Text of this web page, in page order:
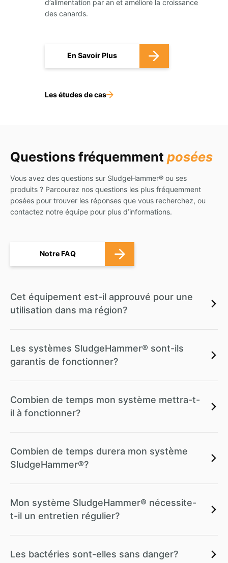
d’alimentation par an et amélioré la croissance
des canards.
En Savoir Plus
Les études de cas
Questions fréquemment posées
Vous avez des questions sur SludgeHammer® ou ses
produits ? Parcourez nos questions les plus fréquemment
posées pour trouver les réponses que vous recherchez, ou
contactez notre équipe pour plus d’informations.
Notre FAQ
Cet équipement est-il approuvé pour une
utilisation dans ma région?
Les systèmes SludgeHammer® sont-ils
garantis de fonctionner?
Combien de temps mon système mettra-t-
il à fonctionner?
Combien de temps durera mon système
SludgeHammer®?
Mon système SludgeHammer® nécessite-
t-il un entretien régulier?
Les bactéries sont-elles sans danger?